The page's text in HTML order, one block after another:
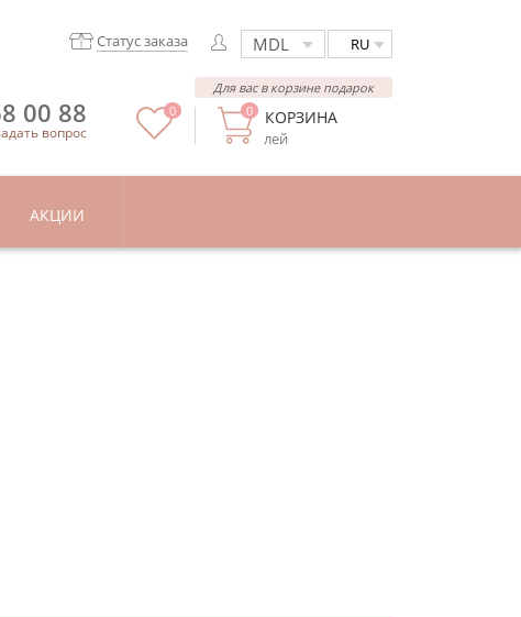
RU
Статус заказа
КОРЗИНА
лей
0
Для вас в корзине подарок
0
00 88
вопрос
АКЦИИ